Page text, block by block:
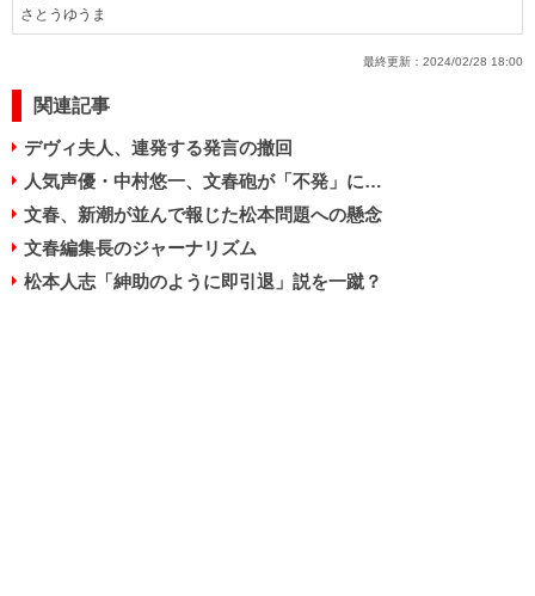
さとうゆうま
最終更新： 2024/02/28 18:00
関連記事
デヴィ夫人、連発する発言の撤回
人気声優・中村悠一、文春砲が「不発」に…
文春、新潮が並んで報じた松本問題への懸念
文春編集長のジャーナリズム
松本人志「紳助のように即引退」説を一蹴？